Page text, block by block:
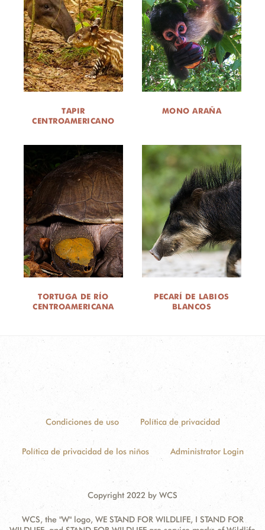
TAPIR
CENTROAMERICANO
MONO ARAÑA
TORTUGA DE RÍO
CENTROAMERICANA
PECARÍ DE LABIOS
BLANCOS
Condiciones de uso Política de privacidad
Política de privacidad de los niños Administrator Login
Copyright 2022 by WCS
WCS, the "W" logo, WE STAND FOR WILDLIFE, I STAND FOR